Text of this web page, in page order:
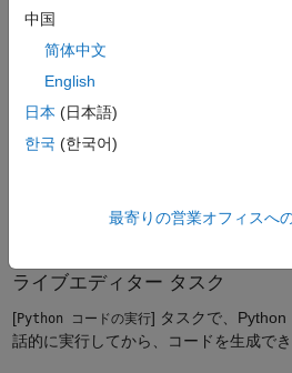
確認します。MATLAB にその値を表示:
適切なバージョンがシステムパスに含
ライブエディター タスク
[Python コードの実行] タスクで、Python
話的に実行してから、コードを生成でき
中国
简体中文
English
日本 (日本語)
한국 (한국어)
最寄りの営業オフィスへ